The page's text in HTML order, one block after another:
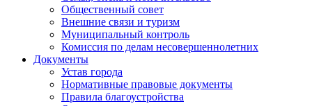
Общественный совет
Внешние связи и туризм
Муниципальный контроль
Комиссия по делам несовершеннолетних
Документы
Устав города
Нормативные правовые документы
Правила благоустройства